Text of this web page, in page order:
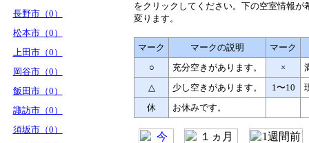
長野市（0）
松本市（0）
上田市（0）
岡谷市（0）
飯田市（0）
諏訪市（0）
須坂市（0）
をクリックしてください。下の空室情報が
変ります。
マーク マークの説明
マーク
○
充分空きがあります。 ×
△
少し空きがあります。 1〜10
休
お休みです。